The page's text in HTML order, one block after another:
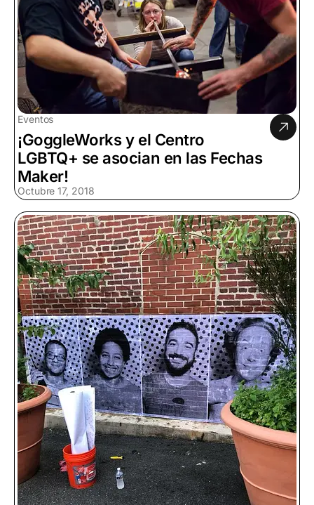
Eventos
¡GoggleWorks y el Centro
LGBTQ+ se asocian en las Fechas
Maker!
Octubre 17, 2018